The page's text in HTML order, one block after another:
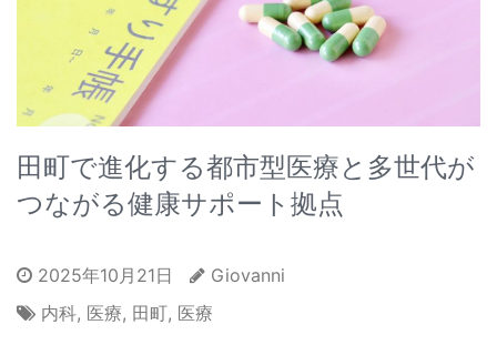
田町で進化する都市型医療と多世代が
つながる健康サポート拠点
2025年10月21日
Giovanni
内科, 医療, 田町, 医療